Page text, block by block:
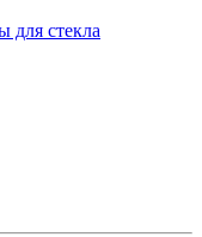
для стекла